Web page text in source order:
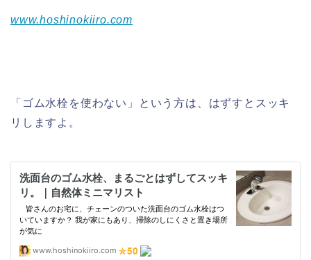
www.hoshinokiiro.com
「ゴム水栓を使わない」という方は、はずすとスッキ
リしますよ。